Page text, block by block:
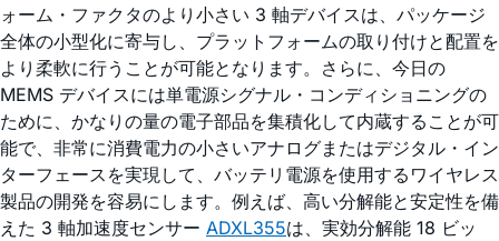
ォーム・ファクタのより小さい 3 軸デバイスは、パッケージ
全体の小型化に寄与し、プラットフォームの取り付けと配置を
より柔軟に行うことが可能となります。さらに、今日の
MEMS デバイスには単電源シグナル・コンディショニングの
ために、かなりの量の電子部品を集積化して内蔵することが可
能で、非常に消費電力の小さいアナログまたはデジタル・イン
ターフェースを実現して、バッテリ電源を使用するワイヤレス
製品の開発を容易にします。例えば、高い分解能と安定性を備
えた 3 軸加速度センサー ADXL355は、実効分解能 18 ビッ